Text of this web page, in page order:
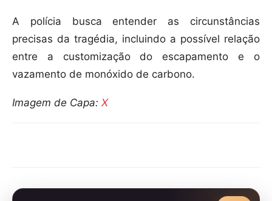
A polícia busca entender as circunstâncias
precisas da tragédia, incluindo a possível relação
entre a customização do escapamento e o
vazamento de monóxido de carbono.
Imagem de Capa: X